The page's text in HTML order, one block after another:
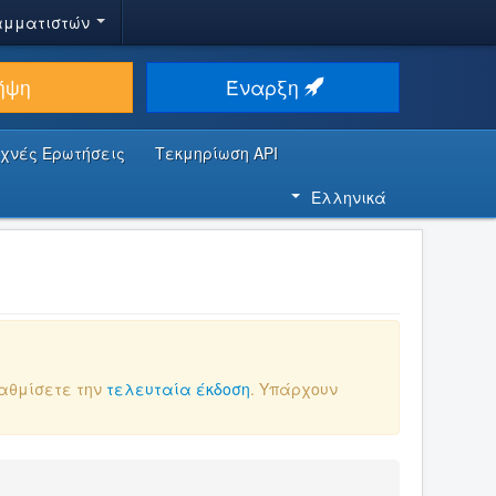
Έναρξη
Ερωτήσεις
Τεκμηρίωση API
Ελληνικά
την τελευταία έκδοση. Υπάρχουν